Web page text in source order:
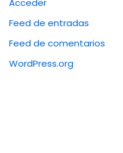
Acceder
Feed de entradas
Feed de comentarios
WordPress.org